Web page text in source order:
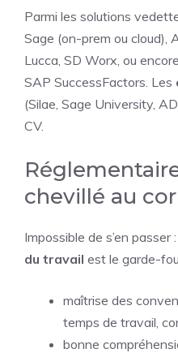
Parmi les solutions
Sage (on-prem ou cloud),
Lucca, SD Worx, ou
SAP SuccessFactors. Les
(Silae, Sage University,
CV.
chevillé au
Impossible de s’en passer
du travail est le garde-
maîtrise des
temps de travail,
bonne